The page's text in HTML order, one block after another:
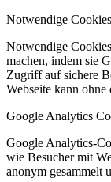
Notwendige Cookies
Notwendige
machen, indem sie
Zugriff auf sichere
Webseite kann
Google Analytics
Google Analytics-
wie Besucher mit
anonym gesammelt